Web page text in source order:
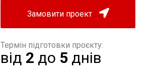
Замовити проект
Термін підготовки проєкту:
від 2 до 5 днів